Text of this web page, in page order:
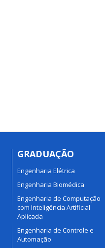
GRADUAÇÃO
Engenharia Elétrica
Engenharia Biomédica
Engenharia de Computação
com Inteligência Artificial
Aplicada
Engenharia de Controle e
Automação